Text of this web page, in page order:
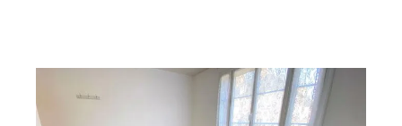
ARGENTAN 61